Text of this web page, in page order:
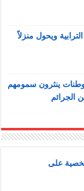
ويحول منزلاً
ينثرون سمومهم
الجرائم
على